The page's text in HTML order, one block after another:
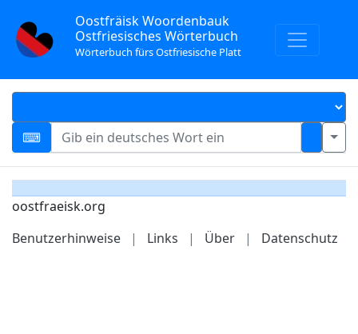
Oostfräisk Woordenbauk
Ostfriesisches Wörterbuch
Wörterbuch fürs Ostfriesische Platt
oostfraeisk.org
Benutzerhinweise
| Links | Über | Datenschutz